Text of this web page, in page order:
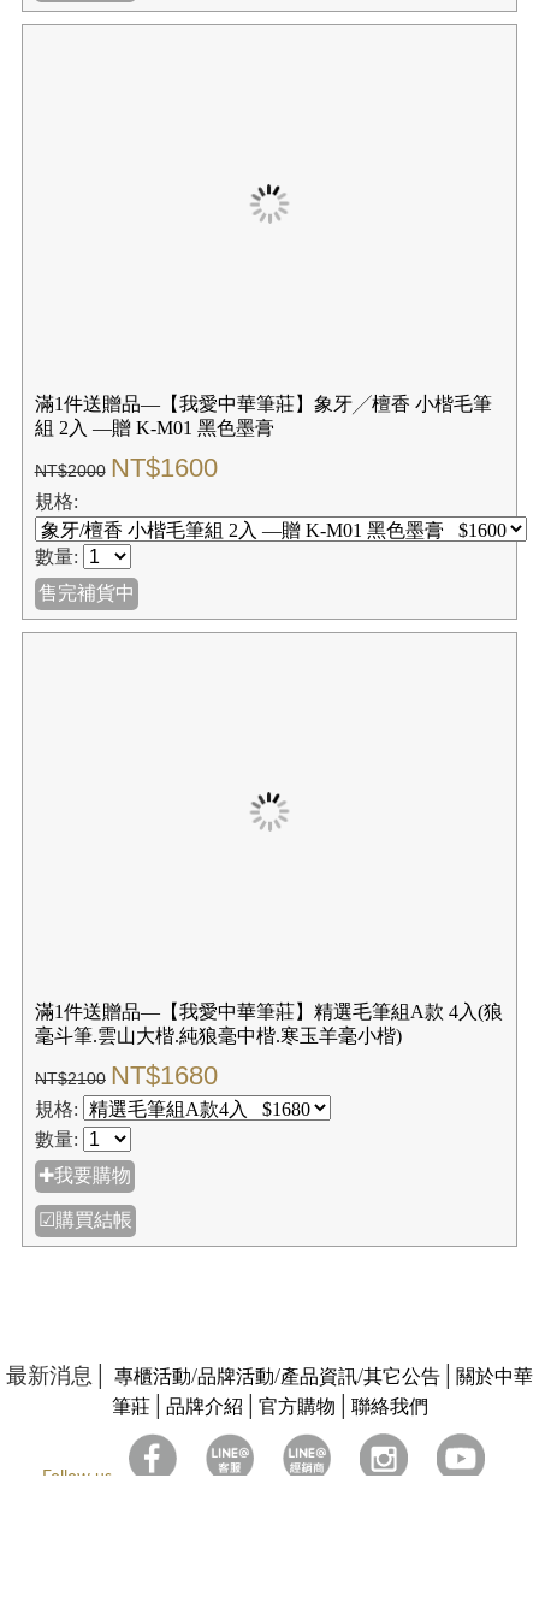
滿1件送贈品—【我愛中華筆莊】象牙╱檀香 小楷毛筆
組 2入 —贈 K-M01 黑色墨膏
NT$2000 NT$1600
規格:
數量:
售完補貨中
滿1件送贈品—【我愛中華筆莊】精選毛筆組A款 4入(狼
毫斗筆.雲山大楷.純狼毫中楷.寒玉羊毫小楷)
NT$2100 NT$1680
規格:
數量:
✚我要購物
☑購買結帳
最新消息│ 專櫃活動/品牌活動/產品資訊/其它公告
關於中華
筆莊│ 品牌介紹 官方購物 聯絡我們
Follow us